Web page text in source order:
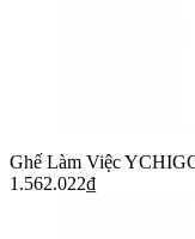
Ghế Làm Việc
1.562.022₫